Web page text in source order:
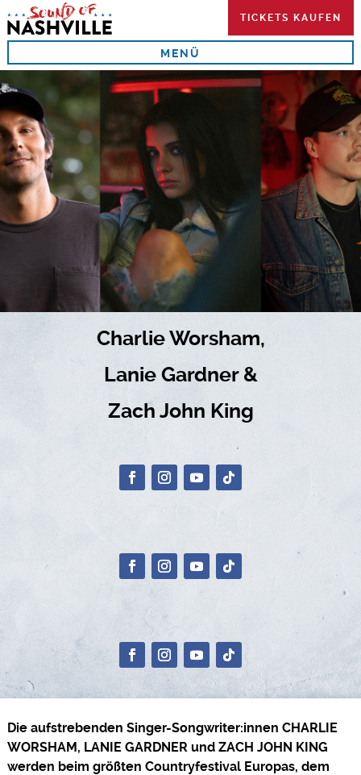
to
content
MENÜ
TICKETS KAUFEN
Charlie Worsham,
Lanie Gardner &
Zach John King
Die aufstrebenden Singer-Songwriter:innen CHARLIE
WORSHAM, LANIE GARDNER und ZACH JOHN KING
werden beim größten Countryfestival Europas, dem